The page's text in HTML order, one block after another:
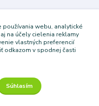
webu, analytické
na účely cielenia reklamy
vlastných preferencií
odkazom v spodnej časti
Súhlasím